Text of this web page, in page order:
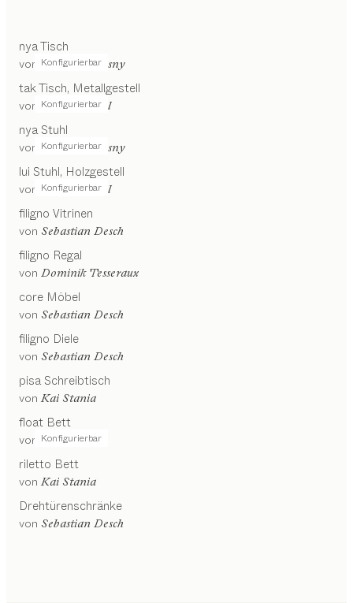
Konfigurierbar
nyaTisch
von Stephanie Jasny
Konfigurierbar
takTisch Metallgestell
von Jacob Strobel
Konfigurierbar
nyaStuhl
von Stephanie Jasny
Konfigurierbar
lui Stuhl Holzgestell
von Jacob Strobel
filigno Vitrinen
von Sebastian Desch
filigno Regal
von Dominik Tesseraux
core Möbel
von Sebastian Desch
filigno Diele
von Sebastian Desch
pisaSchreibtisch
von Kai Stania
Konfigurierbar
float Bett
von Kai Stania
riletto Bett
von Kai Stania
Drehtürenschränke
von Sebastian Desch